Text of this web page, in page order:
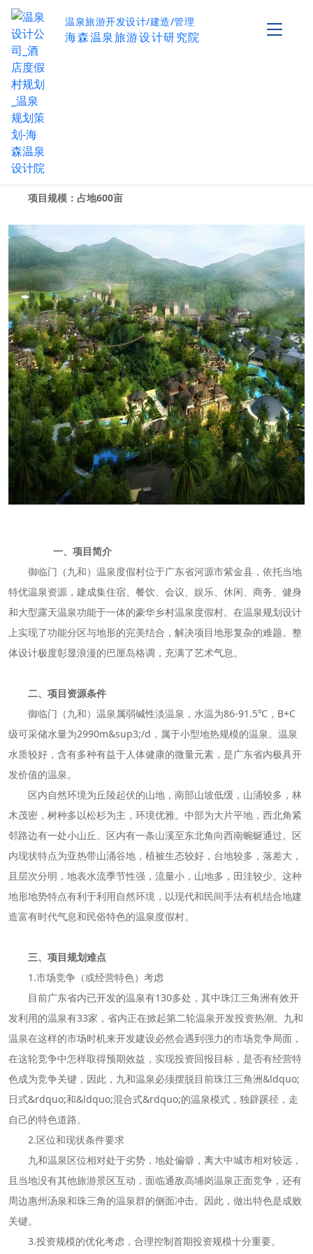
温泉旅游开发设计/建造/管理
海森温泉旅游设计研究院
项目名称：广东河源御临门（九和）温泉度假村
投 资 方：广州市金鹅企业集团
服务范围：策划、详细规划、施工图设计
项目规模：占地600亩
一、项目简介
御临门（九和）温泉度假村位于广东省河源市紫金县，依托当地
特优温泉资源，建成集住宿、餐饮、会议、娱乐、休闲、商务、健身
和大型露天温泉功能于一体的豪华乡村温泉度假村。在温泉规划设计
上实现了功能分区与地形的完美结合，解决项目地形复杂的难题。整
体设计极度彰显浪漫的巴厘岛格调，充满了艺术气息。
二、项目资源条件
御临门（九和）温泉属弱碱性淡温泉，水温为86-91.5℃，B+C
级可采储水量为2990m&sup3;/d，属于小型地热规模的温泉。温泉
水质较好，含有多种有益于人体健康的微量元素，是广东省内极具开
发价值的温泉。
区内自然环境为丘陵起伏的山地，南部山坡低缓，山涌较多，林
木茂密，树种多以松杉为主，环境优雅。中部为大片平地，西北角紧
邻路边有一处小山丘。区内有一条山溪至东北角向西南蜿蜒通过。区
内现状特点为亚热带山涌谷地，植被生态较好，台地较多，落差大，
且层次分明，地表水流季节性强，流量小，山地多，田洼较少。这种
地形地势特点有利于利用自然环境，以现代和民间手法有机结合地建
造富有时代气息和民俗特色的温泉度假村。
三、项目规划难点
1.市场竞争（或经营特色）考虑
目前广东省内已开发的温泉有130多处，其中珠江三角洲有效开
发利用的温泉有33家，省内正在掀起第二轮温泉开发投资热潮。九和
温泉在这样的市场时机来开发建设必然会遇到强力的市场竞争局面，
在这轮竞争中怎样取得预期效益，实现投资回报目标，是否有经营特
色成为竞争关键，因此，九和温泉必须摆脱目前珠江三角洲&ldquo;
日式&rdquo;和&ldquo;混合式&rdquo;的温泉模式，独辟蹊径，走
自己的特色道路。
2.区位和现状条件要求
九和温泉区位相对处于劣势，地处偏僻，离大中城市相对较远，
且当地没有其他旅游景区互动，面临通敌高埔岗温泉正面竞争，还有
周边惠州汤泉和珠三角的温泉群的侧面冲击。因此，做出特色是成败
关键。
3.投资规模的优化考虑，合理控制首期投资规模十分重要。